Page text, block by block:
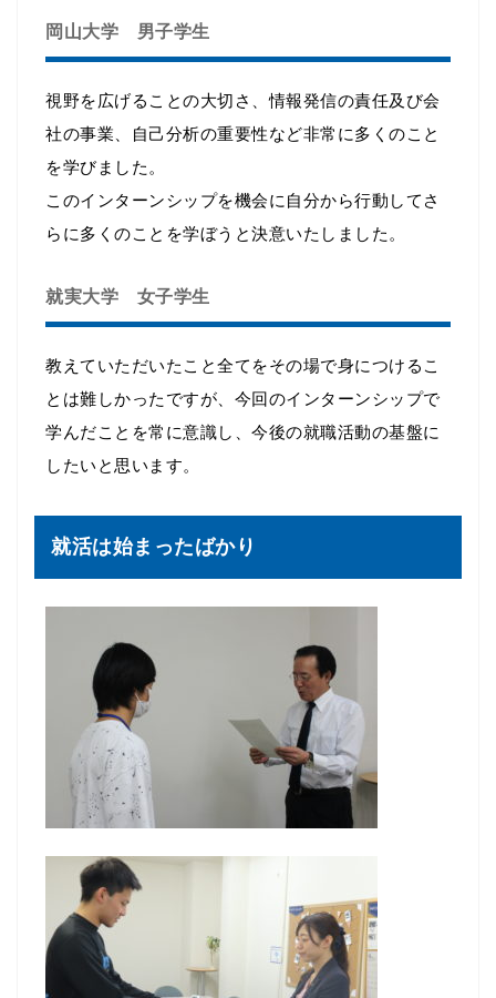
岡山大学 男子学生
視野を広げることの大切さ、情報発信の責任及び会
社の事業、自己分析の重要性など非常に多くのこと
を学びました。
このインターンシップを機会に自分から行動してさ
らに多くのことを学ぼうと決意いたしました。
就実大学 女子学生
教えていただいたこと全てをその場で身につけるこ
とは難しかったですが、今回のインターンシップで
学んだことを常に意識し、今後の就職活動の基盤に
したいと思います。
就活は始まったばかり